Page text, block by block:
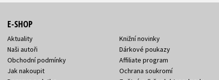
E-SHOP
Aktuality
Naši autoři
Obchodní podmínky
Jak nakoupit
Knižní novinky
Dárkové poukazy
Affiliate program
Ochrana soukromí